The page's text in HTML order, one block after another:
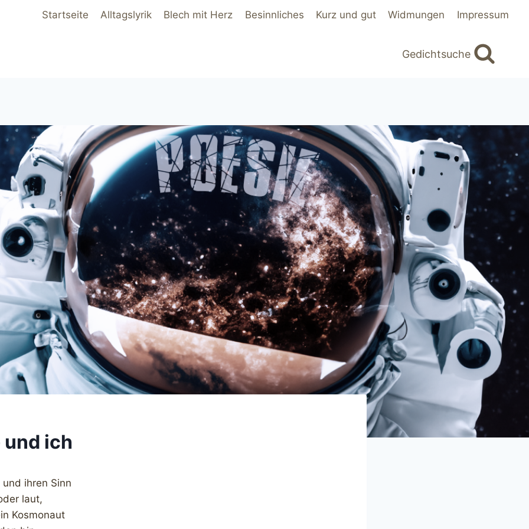
Startseite Alltagslyrik Blech mit Herz Besinnliches Kurz und gut Widmungen Impressum
Gedichtsuche
ich
ihren Sinn
laut,
Kosmonaut